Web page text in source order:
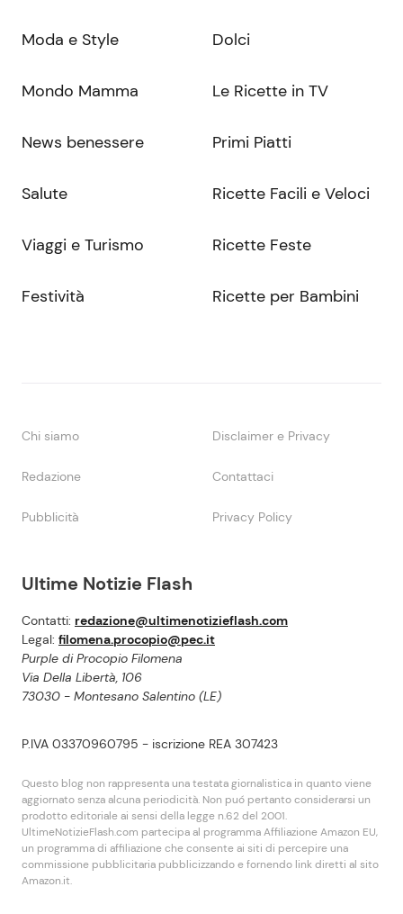
Ultime Notizie Flash
Contatti: redazione@ultimenotizieflash.com
Legal: filomena.procopio@pec.it
Purple di Procopio Filomena
Via Della Libertà, 106
73030 - Montesano Salentino (LE)
P.IVA 03370960795 - iscrizione REA 307423
Questo blog non rappresenta una testata giornalistica in quanto viene
aggiornato senza alcuna periodicità. Non puó pertanto considerarsi un
prodotto editoriale ai sensi della legge n.62 del 2001.
UltimeNotizieFlash.com partecipa al programma Affiliazione Amazon EU,
un programma di affiliazione che consente ai siti di percepire una
commissione pubblicitaria pubblicizzando e fornendo link diretti al sito
Amazon.it.
Moda e Style
Mondo Mamma
News benessere
Salute
Viaggi e Turismo
Festività
Dolci
Le Ricette in TV
Primi Piatti
Ricette Facili e Veloci
Ricette Feste
Ricette per Bambini
Chi siamo Disclaimer e Privacy
Redazione Contattaci
Pubblicità Privacy Policy